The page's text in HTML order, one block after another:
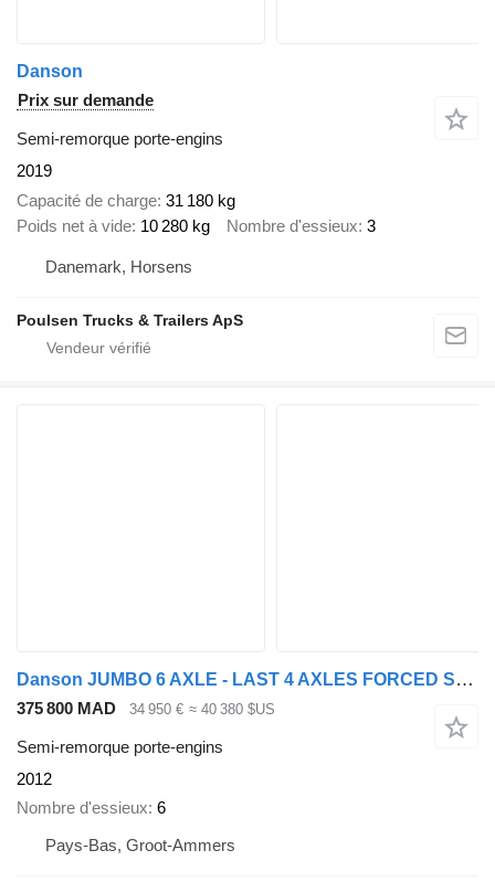
Danson
Prix sur demande
Semi-remorque porte-engins
2019
Capacité de charge 31 180 kg
Poids net à vide 10 280 kg Nombre d'essieux 3
Danemark, Horsens
Poulsen Trucks & Trailers ApS
Danson JUMBO 6 AXLE - LAST 4 AXLES FORCED STEERING
375 800 MAD 34 950 € ≈ 40 380 $US
Semi-remorque porte-engins
2012
Nombre d'essieux 6
Pays-Bas, Groot-Ammers